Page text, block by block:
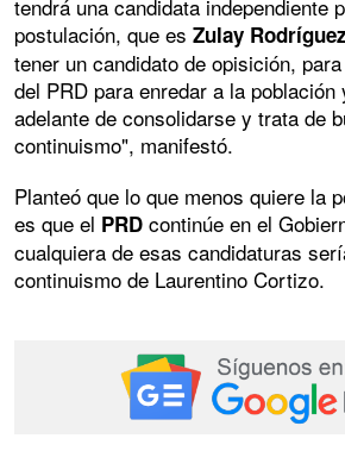
tendrá una candidata independiente
postulación, que es Zulay Rodríguez
tener un candidato de opisición,
del PRD para enredar a la población
adelante de consolidarse y trata de
continuismo", manifestó.
Planteó que lo que menos quiere la
es que el PRD continúe en el
cualquiera de esas candidaturas
continuismo de Laurentino Cortizo.